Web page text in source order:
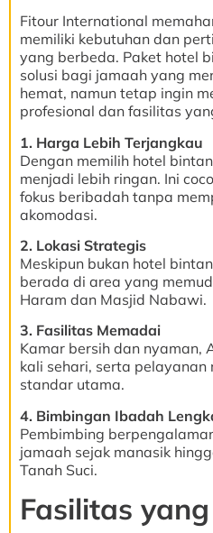
Fitour International
memiliki kebutuhan dan
yang berbeda. Paket hotel
solusi bagi jamaah yang
hemat, namun tetap ingin
profesional dan fasilitas
1. Harga Lebih Terjangkau
Dengan memilih hotel
menjadi lebih ringan. Ini
fokus beribadah tanpa
akomodasi.
2. Lokasi Strategis
Meskipun bukan hotel
berada di area yang
Haram dan Masjid Nabawi.
3. Fasilitas Memadai
Kamar bersih dan nyaman,
kali sehari, serta
standar utama.
4. Bimbingan Ibadah
Pembimbing
jamaah sejak manasik
Tanah Suci.
Fasilitas